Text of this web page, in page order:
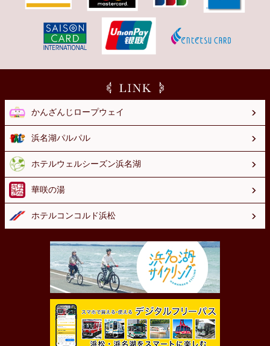
かんざんじロープウェイ
浜名湖パルパル
ホテルウェルシーズン浜名湖
華咲の湯
ホテルコンコルド浜松